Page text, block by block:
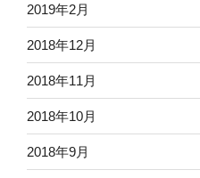
2019年2月
2018年12月
2018年11月
2018年10月
2018年9月